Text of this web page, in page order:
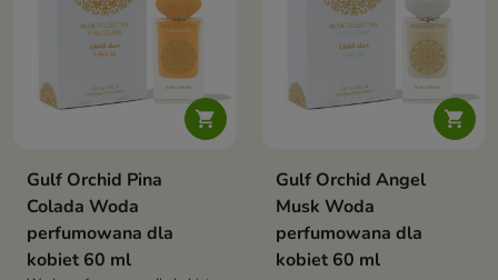

Gulf Orchid Pina
Colada Woda
perfumowana dla
kobiet 60 ml

Gulf Orchid Angel
Musk Woda
perfumowana dla
kobiet 60 ml